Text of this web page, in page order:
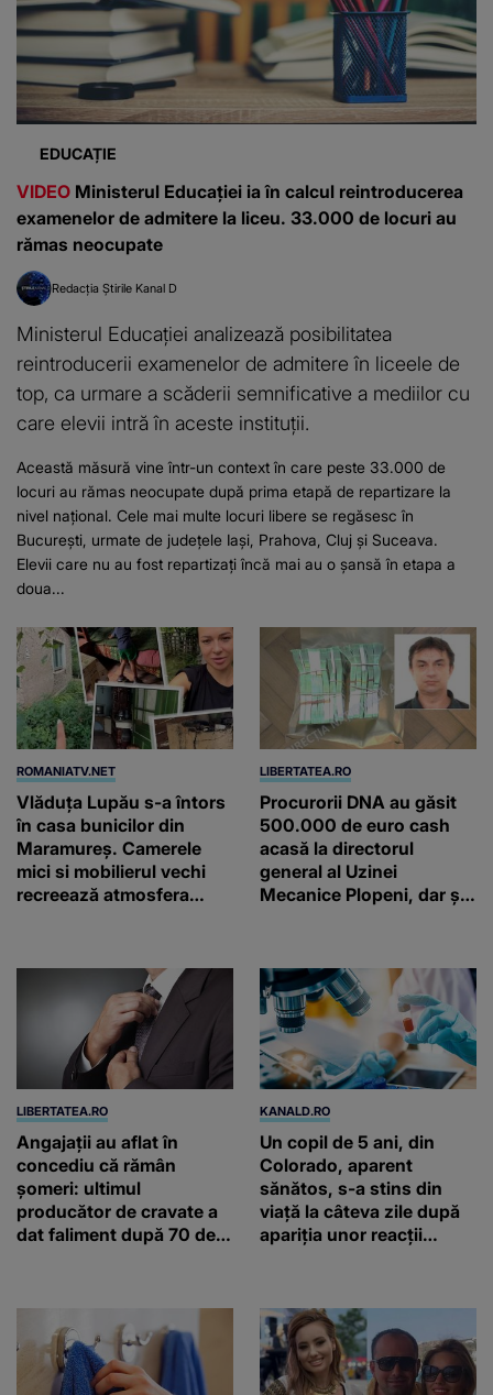
EDUCAȚIE
VIDEO Ministerul Educației ia în calcul reintroducerea
examenelor de admitere la liceu. 33.000 de locuri au
rămas neocupate
Redacția Știrile Kanal D
Ministerul Educației analizează posibilitatea
reintroducerii examenelor de admitere în liceele de
top, ca urmare a scăderii semnificative a mediilor cu
care elevii intră în aceste instituții.
Această măsură vine într-un context în care peste 33.000 de
locuri au rămas neocupate după prima etapă de repartizare la
nivel național. Cele mai multe locuri libere se regăsesc în
București, urmate de județele Iași, Prahova, Cluj și Suceava.
Elevii care nu au fost repartizați încă mai au o șansă în etapa a
doua...
ROMANIATV.NET
Vlăduța Lupău s-a întors
în casa bunicilor din
Maramureș. Camerele
mici si mobilierul vechi
recreează atmosfera
LIBERTATEA.RO
Procurorii DNA au găsit
500.000 de euro cash
acasă la directorul
general al Uzinei
Mecanice Plopeni, dar și
LIBERTATEA.RO
Angajații au aflat în
concediu că rămân
șomeri: ultimul
producător de cravate a
dat faliment după 70 de
KANALD.RO
Un copil de 5 ani, din
Colorado, aparent
sănătos, s-a stins din
viață la câteva zile după
apariția unor reacții